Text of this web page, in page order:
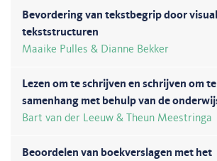
Bevordering van tekstbegrip door
tekststructuren
Maaike Pulles & Dianne Bekker
Lezen om te schrijven en schrijven om
samenhang met behulp van de
Bart van der Leeuw & Theun Meestringa
Beoordelen van boekverslagen met het